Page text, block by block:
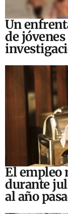
Un
de jóvenes
El empleo
durante
al año